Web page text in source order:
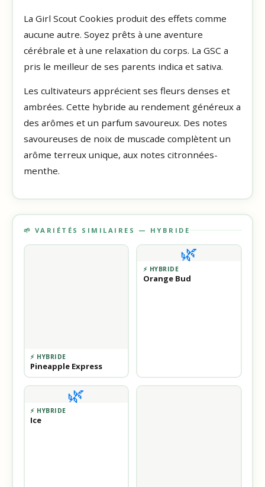
La Girl Scout Cookies produit des effets comme
aucune autre. Soyez prêts à une aventure
cérébrale et à une relaxation du corps. La GSC a
pris le meilleur de ses parents indica et sativa.
Les cultivateurs apprécient ses fleurs denses et
ambrées. Cette hybride au rendement généreux a
des arômes et un parfum savoureux. Des notes
savoureuses de noix de muscade complètent un
arôme terreux unique, aux notes citronnées-
menthe.
🌱 VARIÉTÉS SIMILAIRES — HYBRIDE
⚡ HYBRIDE
Pineapple Express
🌿
⚡ HYBRIDE
Orange Bud
🌿
⚡ HYBRIDE
Ice